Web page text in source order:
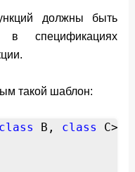
должны быть
в спецификациях
такой шаблон:
class B, class
C>